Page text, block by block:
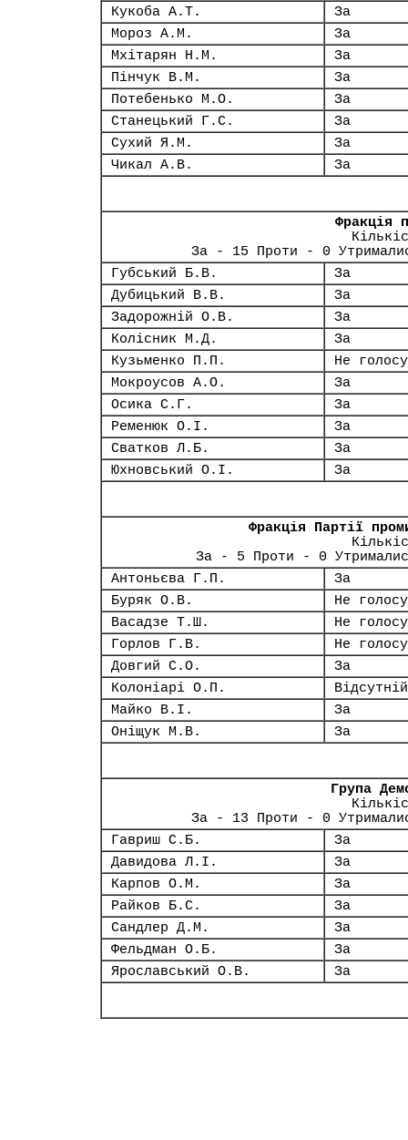
Кукоба А.Т.
За
Мороз А.М.
За
Мхітарян Н.М.
За
Пінчук В.М.
За
Потебенько М.О.
За
Станецький Г.С.
За
Сухий Я.М.
За
Чикал А.В.
За
Фракція
За - 15 Проти - 0
Губський Б.В.
За
Дубицький В.В.
За
Задорожній О.В.
За
Колісник М.Д.
За
Кузьменко П.П.
Не
Мокроусов А.О.
За
Осика С.Г.
За
Ременюк О.І.
За
Сватков Л.Б.
За
Юхновський О.І.
За
Фракція Партії
За - 5 Проти - 0
Антоньєва Г.П.
За
Буряк О.В.
Не
Васадзе Т.Ш.
Не
Горлов Г.В.
Не
Довгий С.О.
За
Колоніарі О.П.
Відсутній
Майко В.І.
За
Оніщук М.В.
За
Група
За - 13 Проти - 0
Гавриш С.Б.
За
Давидова Л.І.
За
Карпов О.М.
За
Райков Б.С.
За
Сандлер Д.М.
За
Фельдман О.Б.
За
Ярославський О.В.
За